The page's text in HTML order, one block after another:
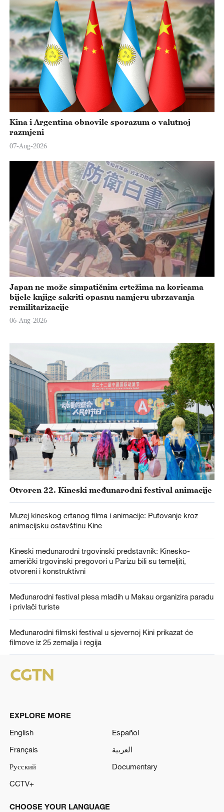
Kina i Argentina obnovile sporazum o valutnoj
razmjeni
07-Aug-2026
Japan ne može simpatičnim crtežima na koricama
bijele knjige sakriti opasnu namjeru ubrzavanja
remilitarizacije
06-Aug-2026
Otvoren 22. Kineski međunarodni festival animacije
Muzej kineskog crtanog filma i animacije: Putovanje kroz
animacijsku ostavštinu Kine
Kineski međunarodni trgovinski predstavnik: Kinesko-
američki trgovinski pregovori u Parizu bili su temeljiti,
otvoreni i konstruktivni
Međunarodni festival plesa mladih u Makau organizira paradu
i privlači turiste
Međunarodni filmski festival u sjevernoj Kini prikazat će
filmove iz 25 zemalja i regija
EXPLORE MORE
English
Español
Français
العربية
Русский
Documentary
CCTV+
CHOOSE YOUR LANGUAGE